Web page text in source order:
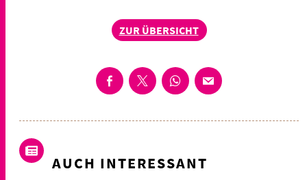
ZUR ÜBERSICHT
AUCH INTERESSANT